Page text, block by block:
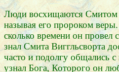
Люди восхищаются Смитом
называя его пророком
сколько времени он
знал Смита Виггльсворта
часто и подолгу общались с
узнал Бога, Которого он